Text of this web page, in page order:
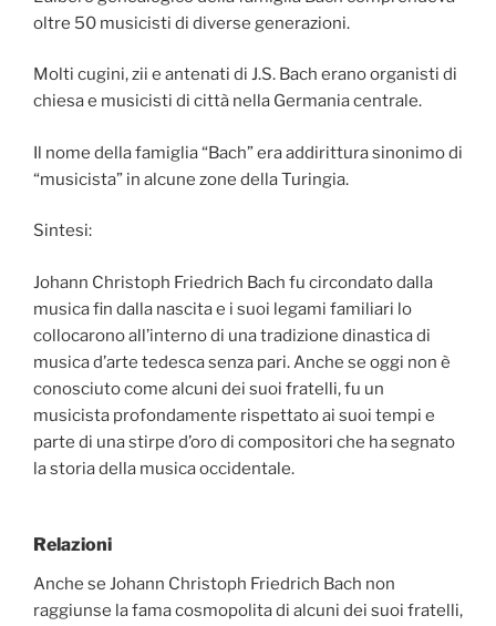
oltre 50 musicisti di diverse generazioni.
Molti cugini, zii e antenati di J.S. Bach erano organisti di
chiesa e musicisti di città nella Germania centrale.
Il nome della famiglia “Bach” era addirittura sinonimo di
“musicista” in alcune zone della Turingia.
Sintesi:
Johann Christoph Friedrich Bach fu circondato dalla
musica fin dalla nascita e i suoi legami familiari lo
collocarono all’interno di una tradizione dinastica di
musica d’arte tedesca senza pari. Anche se oggi non è
conosciuto come alcuni dei suoi fratelli, fu un
musicista profondamente rispettato ai suoi tempi e
parte di una stirpe d’oro di compositori che ha segnato
la storia della musica occidentale.
Relazioni
Anche se Johann Christoph Friedrich Bach non
raggiunse la fama cosmopolita di alcuni dei suoi fratelli,